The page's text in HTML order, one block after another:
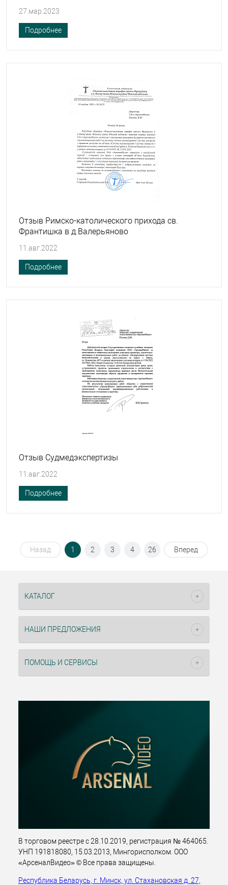
27.мар.2023
Подробнее
Отзыв Римско-католического прихода св.
Франтишка в д.Валерьяново
11.авг.2022
Подробнее
Отзыв Судмедэкспертизы
11.авг.2022
Подробнее
Назад 1 2 3 4 26 Вперед
КАТАЛОГ
НАШИ ПРЕДЛОЖЕНИЯ
ПОМОЩЬ И СЕРВИСЫ
В торговом реестре с 28.10.2019, регистрация № 464065.
УНП 191818080, 15.03.2013, Мингорисполком. ООО
«АрсеналВидео» © Все права защищены.
Республика Беларусь, г. Минск, ул. Стахановская д. 27,